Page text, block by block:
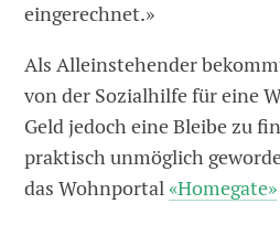
eingerechnet.»
Als Alleinstehender
von der Sozialhilfe für eine
Geld jedoch eine Bleibe zu
praktisch unmöglich
das Wohnportal«Homegate»